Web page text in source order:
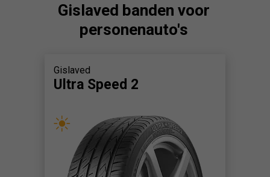
Gislaved banden voor
personenauto's
Gislaved
Ultra Speed 2